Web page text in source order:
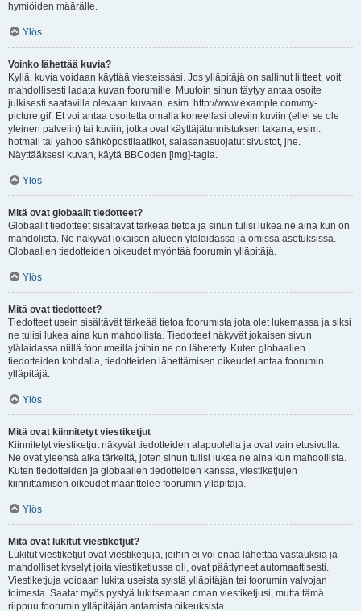
hymiöiden määrälle.
Ylös
Voinko lähettää kuvia?
Kyllä, kuvia voidaan käyttää viesteissäsi. Jos ylläpitäjä on sallinut liitteet, voit
mahdollisesti ladata kuvan foorumille. Muutoin sinun täytyy antaa osoite
julkisesti saatavilla olevaan kuvaan, esim. http://www.example.com/my-
picture.gif. Et voi antaa osoitetta omalla koneellasi oleviin kuviin (ellei se ole
yleinen palvelin) tai kuviin, jotka ovat käyttäjätunnistuksen takana, esim.
hotmail tai yahoo sähköpostilaatikot, salasanasuojatut sivustot, jne.
Näyttääksesi kuvan, käytä BBCoden [img]-tagia.
Ylös
Mitä ovat globaalit tiedotteet?
Globaalit tiedotteet sisältävät tärkeää tietoa ja sinun tulisi lukea ne aina kun on
mahdolista. Ne näkyvät jokaisen alueen ylälaidassa ja omissa asetuksissa.
Globaalien tiedotteiden oikeudet myöntää foorumin ylläpitäjä.
Ylös
Mitä ovat tiedotteet?
Tiedotteet usein sisältävät tärkeää tietoa foorumista jota olet lukemassa ja siksi
ne tulisi lukea aina kun mahdollista. Tiedotteet näkyvät jokaisen sivun
ylälaidassa niillä foorumeilla joihin ne on lähetetty. Kuten globaalien
tiedotteiden kohdalla, tiedotteiden lähettämisen oikeudet antaa foorumin
ylläpitäjä.
Ylös
Mitä ovat kiinnitetyt viestiketjut
Kiinnitetyt viestiketjut näkyvät tiedotteiden alapuolella ja ovat vain etusivulla.
Ne ovat yleensä aika tärkeitä, joten sinun tulisi lukea ne aina kun mahdollista.
Kuten tiedotteiden ja globaalien tiedotteiden kanssa, viestiketjujen
kiinnittämisen oikeudet määrittelee foorumin ylläpitäjä.
Ylös
Mitä ovat lukitut viestiketjut?
Lukitut viestiketjut ovat viestiketjuja, joihin ei voi enää lähettää vastauksia ja
mahdolliset kyselyt joita viestiketjussa oli, ovat päättyneet automaattisesti.
Viestiketjuja voidaan lukita useista syistä ylläpitäjän tai foorumin valvojan
toimesta. Saatat myös pystyä lukitsemaan oman viestiketjusi, mutta tämä
riippuu foorumin ylläpitäjän antamista oikeuksista.